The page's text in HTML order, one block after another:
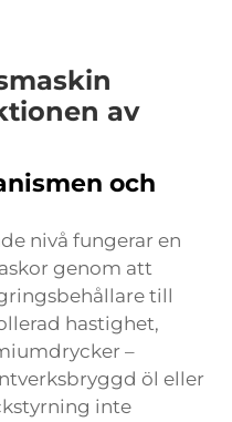
av
och
nivå fungerar en
genom att
till
hastighet,
–
öl eller
inte